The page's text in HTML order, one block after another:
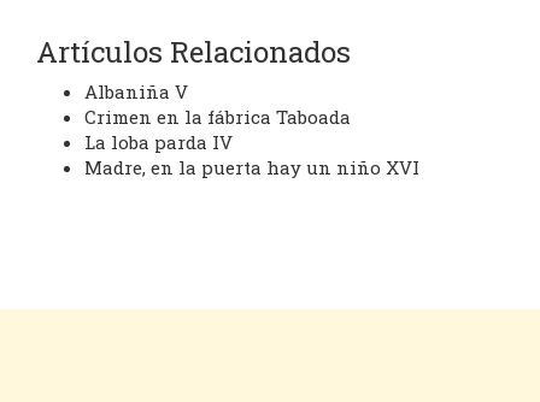
Artículos Relacionados
Albaniña V
Crimen en la fábrica Taboada
La loba parda IV
Madre, en la puerta hay un niño XVI